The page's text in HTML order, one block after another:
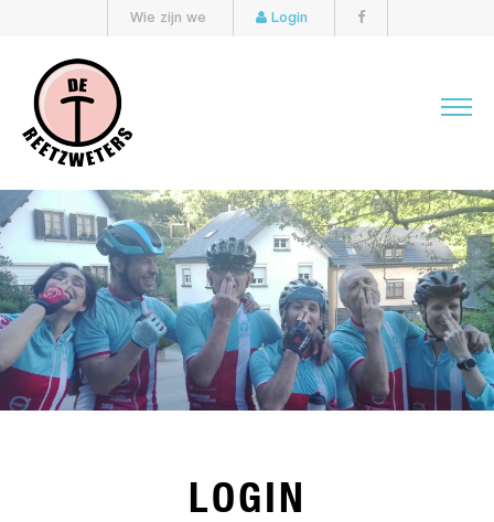
Wie zijn we Login
LOGIN